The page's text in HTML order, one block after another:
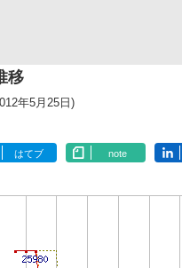
移
年5月25日)
はてブ note